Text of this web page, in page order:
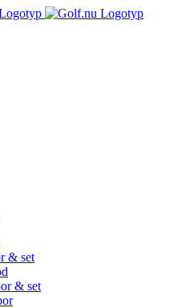
& set
& set